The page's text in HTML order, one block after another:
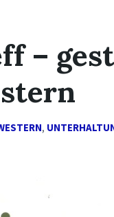
–
,